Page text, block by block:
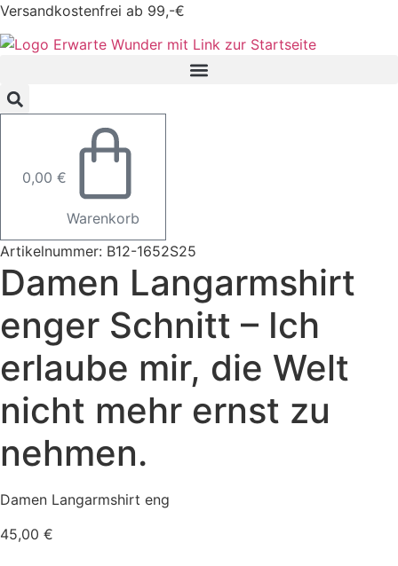
Zum
Inhalt
springen
Versandkostenfrei ab 99,-€
0,00 €
Warenkorb
Artikelnummer: B12-1652S25
Damen Langarmshirt
enger Schnitt – Ich
erlaube mir, die Welt
nicht mehr ernst zu
nehmen.
Damen Langarmshirt eng
45,00 €